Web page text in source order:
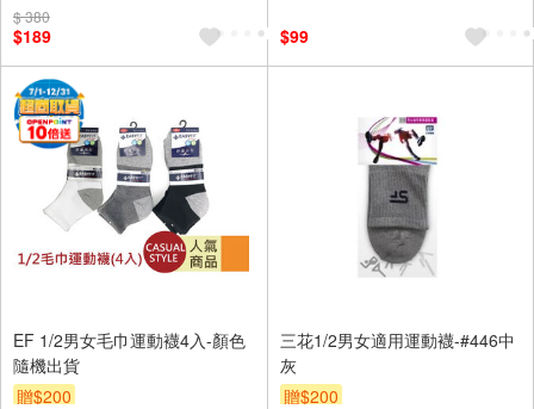
$ 380
$189
$99
EF 1/2男女毛巾運動襪4入-顏色
隨機出貨
贈$200
三花1/2男女適用運動襪-#446中
灰
贈$200